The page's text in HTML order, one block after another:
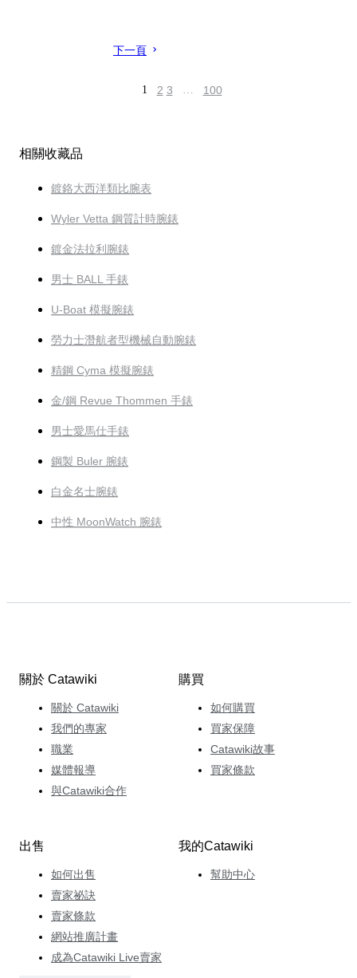
下一頁
1 2 3 … 100
相關收藏品
鍍鉻大西洋類比腕表
Wyler Vetta 鋼質計時腕錶
鍍金法拉利腕錶
男士 BALL 手錶
U-Boat 模擬腕錶
勞力士潛航者型機械自動腕錶
精鋼 Cyma 模擬腕錶
金/鋼 Revue Thommen 手錶
男士愛馬仕手錶
鋼製 Buler 腕錶
白金名士腕錶
中性 MoonWatch 腕錶
關於 Catawiki
關於 Catawiki
我們的專家
職業
媒體報導
與Catawiki合作
購買
如何購買
買家保障
Catawiki故事
買家條款
出售
如何出售
賣家祕訣
賣家條款
網站推廣計畫
成為Catawiki Live賣家
我的Catawiki
幫助中心